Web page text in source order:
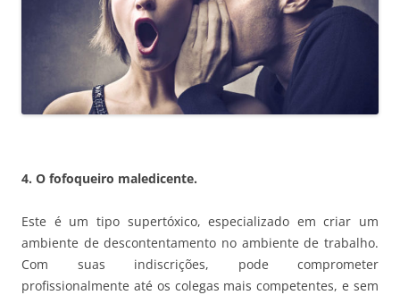
4. O fofoqueiro maledicente.
Este é um tipo supertóxico, especializado em criar um
ambiente de descontentamento no ambiente de trabalho.
Com suas indiscrições, pode comprometer
profissionalmente até os colegas mais competentes, e sem